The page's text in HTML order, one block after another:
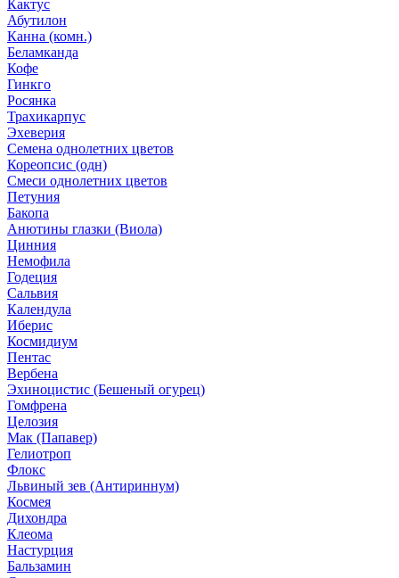
Кактус
Абутилон
Канна (комн.)
Беламканда
Кофе
Гинкго
Росянка
Трахикарпус
Эхеверия
Семена однолетних цветов
Кореопсис (одн)
Смеси однолетних цветов
Петуния
Бакопа
Анютины глазки (Виола)
Цинния
Немофила
Годеция
Сальвия
Календула
Иберис
Космидиум
Пентас
Вербена
Эхиноцистис (Бешеный огурец)
Гомфрена
Целозия
Мак (Папавер)
Гелиотроп
Флокс
Львиный зев (Антириннум)
Космея
Дихондра
Клеома
Настурция
Бальзамин